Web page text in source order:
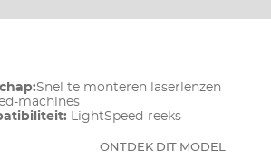
Snel te monteren laserlenzen
machines
LightSpeed-reeks
ONTDEK DIT MODEL